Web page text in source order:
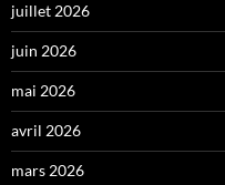
juillet 2026
juin 2026
mai 2026
avril 2026
mars 2026